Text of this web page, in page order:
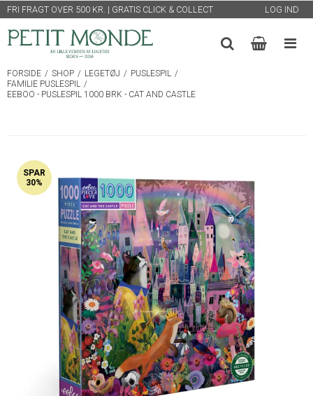
FRI FRAGT OVER 500 KR. | GRATIS CLICK & COLLECT LOG IND
FORSIDE / SHOP / LEGETØJ / PUSLESPIL /
FAMILIE PUSLESPIL /
EEBOO - PUSLESPIL 1000 BRK - CAT AND CASTLE
SPAR
30%